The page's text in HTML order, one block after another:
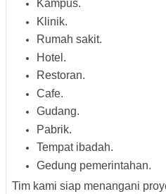
Kampus.
Klinik.
Rumah sakit.
Hotel.
Restoran.
Cafe.
Gudang.
Pabrik.
Tempat ibadah.
Gedung pemerintahan.
Tim kami siap menangani